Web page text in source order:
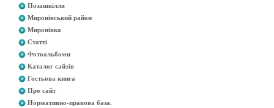
Позашкілля
Миронівський район
Миронівка
Статті
Фотоальбоми
Каталог сайтів
Гостьова книга
Про сайт
Нормативно-правова база.